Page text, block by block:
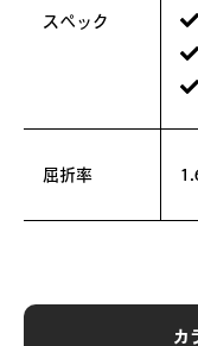
スペック
屈折率
カ